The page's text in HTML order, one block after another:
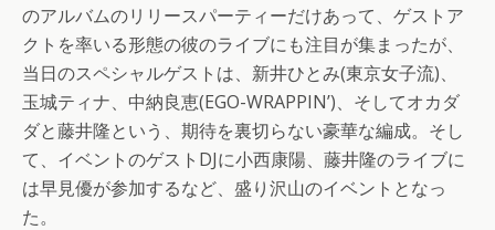
のアルバムのリリースパーティーだけあって、ゲストア
クトを率いる形態の彼のライブにも注目が集まったが、
当日のスペシャルゲストは、新井ひとみ(東京女子流)、
玉城ティナ、中納良恵(EGO-WRAPPIN’)、そしてオカダ
ダと藤井隆という、期待を裏切らない豪華な編成。そし
て、イベントのゲストDJに小西康陽、藤井隆のライブに
は早見優が参加するなど、盛り沢山のイベントとなっ
た。